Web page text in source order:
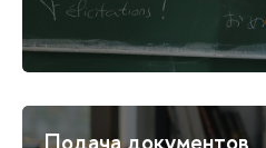
Подача документов